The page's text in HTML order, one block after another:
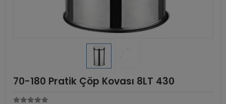
70-180 Pratik Çöp Kovası 8LT 430